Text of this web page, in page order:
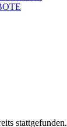
stattgefunden.